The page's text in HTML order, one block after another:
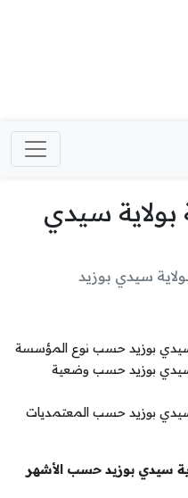
سيدي
سيدي بوزيد
سيدي بوزيد حسب نوع المؤسسة
سيدي بوزيد حسب وضعية
بوزيد حسب المعتمديات
سيدي بوزيد حسب الأشهر